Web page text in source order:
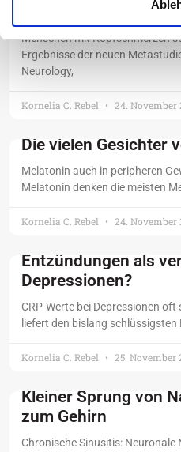
Migräne stört
Menschen mit Kopfschmerzen
Ergebnisse der neuen
Neurology,
Kornelia C. Rebel 24. November
Die vielen Gesichter
Melatonin auch in peripheren
Melatonin denken die meisten
Kornelia C. Rebel 24. November
Entzündungen als
Depressionen?
CRP-Werte bei Depressionen
liefert den bislang schlüssigsten
Kornelia C. Rebel 25. November
Kleiner Sprung von
zum Gehirn
Chronische Sinusitis: Neuronale